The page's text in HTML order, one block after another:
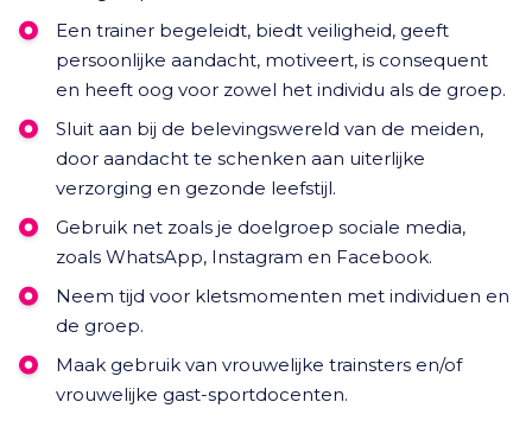
Een trainer begeleidt, biedt veiligheid, geeft
persoonlijke aandacht, motiveert, is consequent
en heeft oog voor zowel het individu als de groep.
Sluit aan bij de belevingswereld van de meiden,
door aandacht te schenken aan uiterlijke
verzorging en gezonde leefstijl.
Gebruik net zoals je doelgroep sociale media,
zoals WhatsApp, Instagram en Facebook.
Neem tijd voor kletsmomenten met individuen en
de groep.
Maak gebruik van vrouwelijke trainsters en/of
vrouwelijke gast-sportdocenten.